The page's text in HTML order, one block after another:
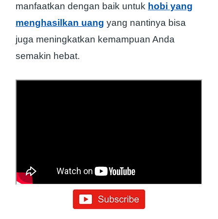
manfaatkan dengan baik untuk hobi yang
menghasilkan uang yang nantinya bisa
juga meningkatkan kemampuan Anda
semakin hebat.